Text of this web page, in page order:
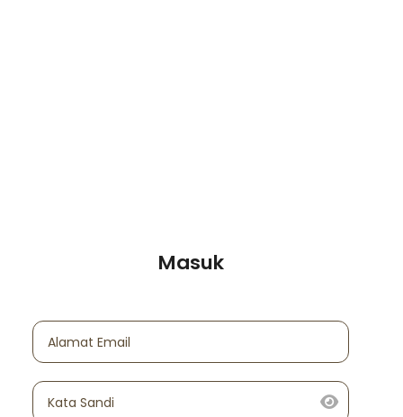
Masuk
Alamat Email
Kata Sandi